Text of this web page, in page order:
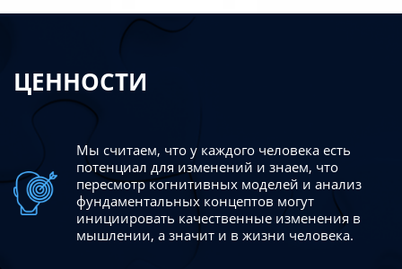
ЦЕННОСТИ
Мы считаем, что у каждого человека есть
потенциал для изменений и знаем, что
пересмотр когнитивных моделей и анализ
фундаментальных концептов могут
инициировать качественные изменения в
мышлении, а значит и в жизни человека.